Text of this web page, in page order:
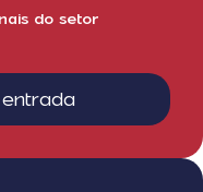
do setor